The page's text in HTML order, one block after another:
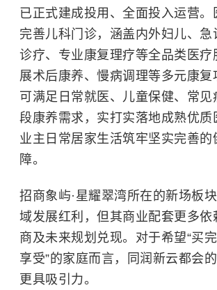
已正式建成投用、全面投入运营。
完善儿科门诊，涵盖内外妇儿、急
诊疗、专业康复理疗等全品类医疗
展术后康养、慢病调理等多元康复
可满足日常就医、儿童保健、常见
段康养需求，实打实落地成熟优质
业主日常居家生活筑牢坚实完善的
障。
招商象屿·星耀翠湾所在的新场板
域发展红利，但其商业配套更多依
商及未来规划兑现。对于希望“买
享受”的家庭而言，同润新云都会
更具吸引力。